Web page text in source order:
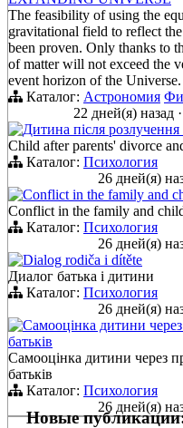
The feasibility of using the
gravitational field to reflect
been proven. Only thanks to
of matter will not exceed the
event horizon of the Universe.
Каталог: Астрономия
22 дней(я) назад ·
Дитина після розлучення
Child after parents' divorce
Каталог: Психология
26 дней(я)
Conflict in the family and
Conflict in the family and
Каталог: Психология
26 дней(я)
Dialog rodiča i dítěte
Диалог батька і дитини
Каталог: Психология
26 дней(я)
Самооцінка дитини
батьків
Самооцінка дитини через
батьків
Каталог: Психология
26 дней(я)
Новые